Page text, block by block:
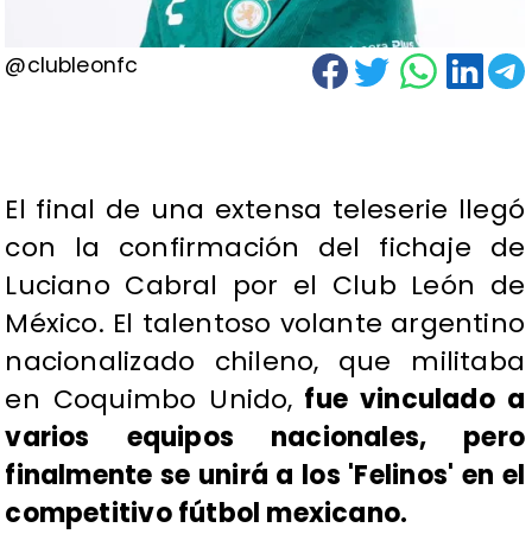
@clubleonfc
El final de una extensa teleserie llegó
con la confirmación del fichaje de
Luciano Cabral por el Club León de
México. El talentoso volante argentino
nacionalizado chileno, que militaba
en Coquimbo Unido, fue vinculado a
varios equipos nacionales, pero
finalmente se unirá a los 'Felinos' en el
competitivo fútbol mexicano.